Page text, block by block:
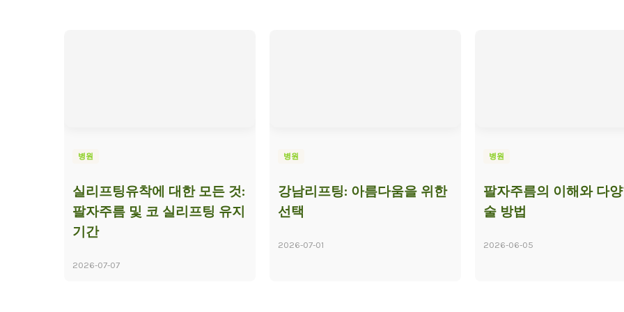
병원
실리프팅유착에 대한 모든 것:
팔자주름 및 코 실리프팅 유지
기간
2026-07-07
병원
강남리프팅: 아름다움을 위한
선택
2026-07-01
병원
팔자주름의 이해와 다
술 방법
2026-06-05